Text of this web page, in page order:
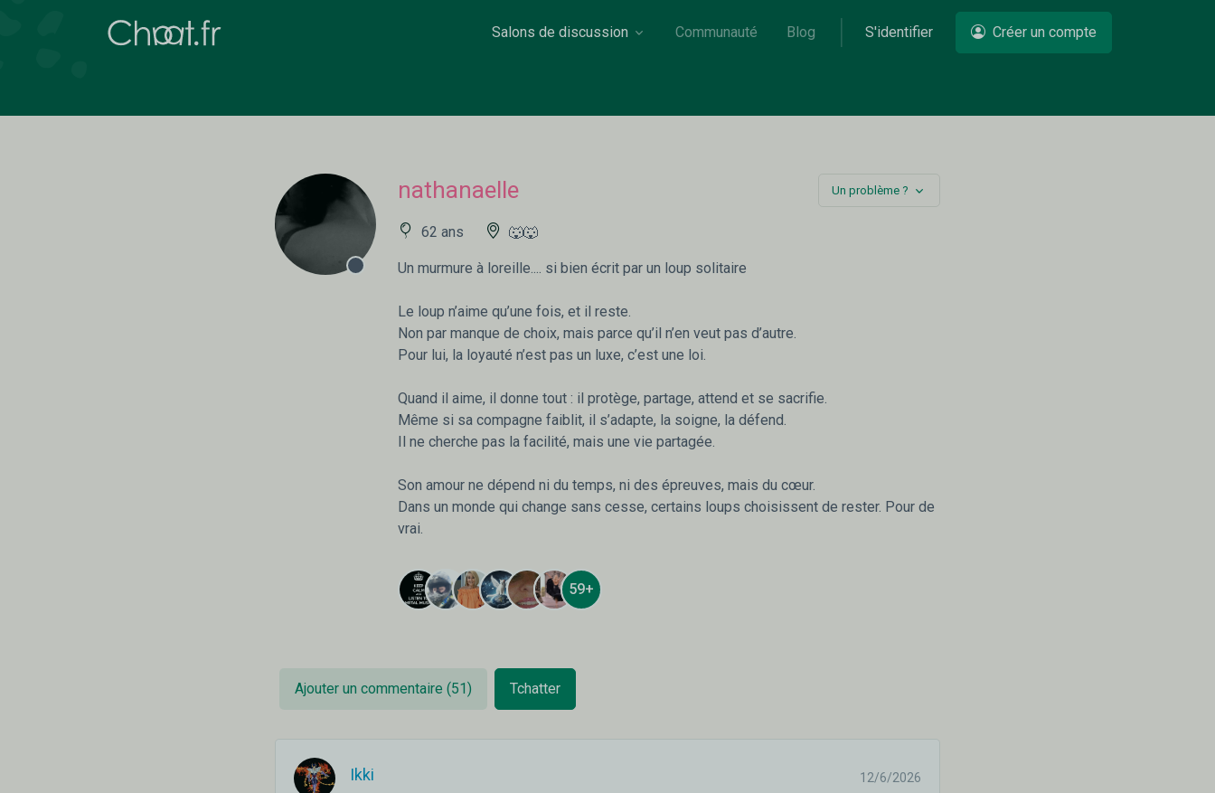
Salons de discussion Communauté Blog S'identifier Créer un compte
nathanaelle Un problème ?
62 ans 🐺🐺
Un murmure à loreille.... si bien écrit par un loup solitaire
Le loup n’aime qu’une fois, et il reste.
Non par manque de choix, mais parce qu’il n’en veut pas d’autre.
Pour lui, la loyauté n’est pas un luxe, c’est une loi.
Quand il aime, il donne tout : il protège, partage, attend et se sacrifie.
Même si sa compagne faiblit, il s’adapte, la soigne, la défend.
Il ne cherche pas la facilité, mais une vie partagée.
Son amour ne dépend ni du temps, ni des épreuves, mais du cœur.
Dans un monde qui change sans cesse, certains loups choisissent de rester. Pour de
vrai.
59+
Ajouter un commentaire (51) Tchatter
Ikki 12/6/2026